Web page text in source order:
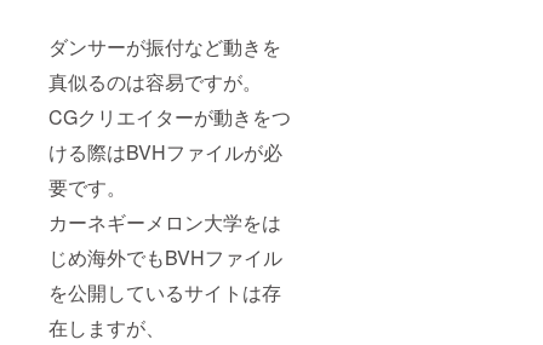
ダンサーが振付など動きを
真似るのは容易ですが。
CGクリエイターが動きをつ
ける際はBVHファイルが必
要です。
カーネギーメロン大学をは
じめ海外でもBVHファイル
を公開しているサイトは存
在しますが、